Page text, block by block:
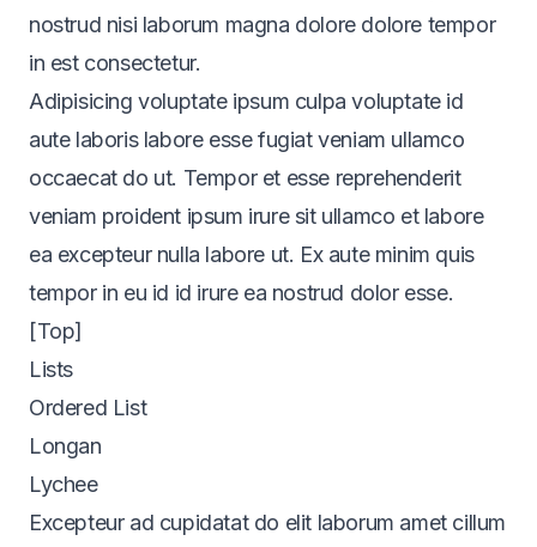
nostrud nisi laborum magna dolore dolore tempor
in est consectetur.
Adipisicing voluptate ipsum culpa voluptate id
aute laboris labore esse fugiat veniam ullamco
occaecat do ut. Tempor et esse reprehenderit
veniam proident ipsum irure sit ullamco et labore
ea excepteur nulla labore ut. Ex aute minim quis
tempor in eu id id irure ea nostrud dolor esse.
[Top]
Lists
Ordered List
Longan
Lychee
Excepteur ad cupidatat do elit laborum amet cillum